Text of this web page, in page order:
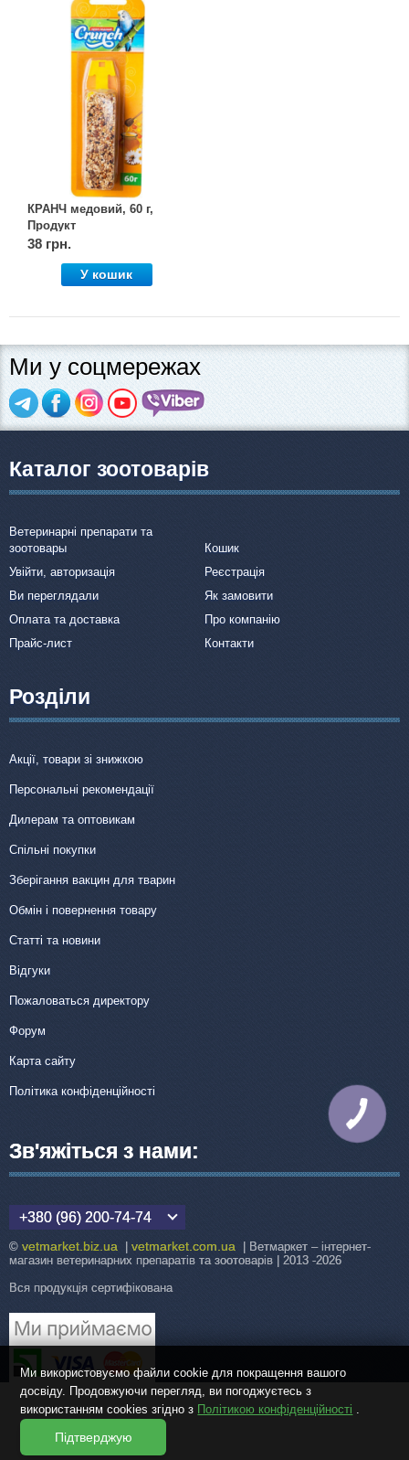
КРАНЧ медовий, 60 г,
Продукт
38 грн.
У кошик
Ми у соцмережах
Каталог зоотоварів
Ветеринарні препарати та
зоотовары
Кошик
Увійти, авторизація
Реєстрація
Ви переглядали
Як замовити
Оплата та доставка
Про компанію
Прайс-лист
Контакти
Розділи
Акції, товари зі знижкою
Персональні рекомендації
Дилерам та оптовикам
Спільні покупки
Зберігання вакцин для тварин
Обмін і повернення товару
Статті та новини
Відгуки
Пожаловаться директору
Форум
Карта сайту
Політика конфіденційності
Зв'яжіться з нами:
+380 (96) 200-74-74
© vetmarket.biz.ua vetmarket.com.ua | Ветмаркет – інтернет-
магазин ветеринарних препаратів та зоотоварів | 2013 -2026
Вся продукція сертифікована
Ми використовуємо файли cookie для покращення вашого
досвіду. Продовжуючи перегляд, ви погоджуєтесь з
використанням cookies згідно з Політикою конфіденційності .
Підтверджую
КНОПКА
ЗВ'ЯЗКУ